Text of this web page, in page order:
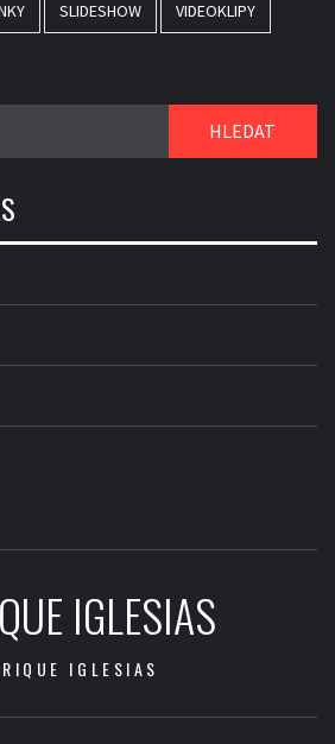
SLIDESHOW VIDEOKLIPY
IGLESIAS
IGLESIAS